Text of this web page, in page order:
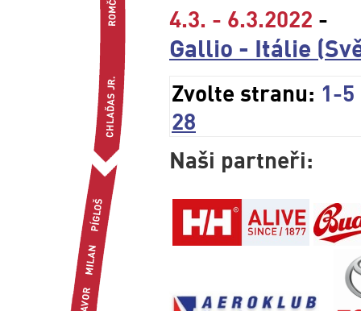
4.3. - 6.3.2022 -
Gallio - Itálie
Zvolte stranu: 1-5
28
Naši partneři: